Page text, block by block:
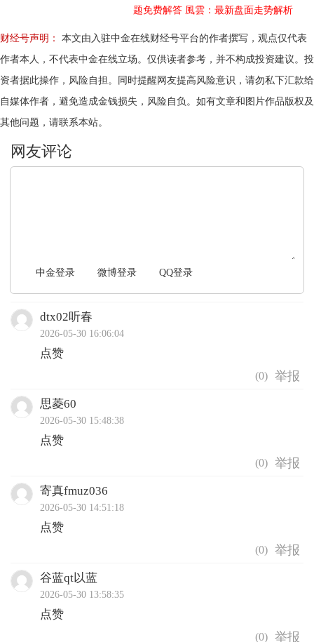
题免费解答 風雲：最新盘面走势解析
财经号声明：
本文由入驻中金在线财经号平台的作者撰写，观点仅代表
作者本人，不代表中金在线立场。仅供读者参考，并不构成投资建议。投
资者据此操作，风险自担。同时提醒网友提高风险意识，请勿私下汇款给
自媒体作者，避免造成金钱损失，风险自负。如有文章和图片作品版权及
其他问题，请联系本站。
中金登录 微博登录 QQ登录
dtx02听春
2026-05-30 16:06:04
点赞
(0)
思菱60
2026-05-30 15:48:38
点赞
(0)
寄真fmuz036
2026-05-30 14:51:18
点赞
(0)
谷蓝qt以蓝
2026-05-30 13:58:35
点赞
(0)